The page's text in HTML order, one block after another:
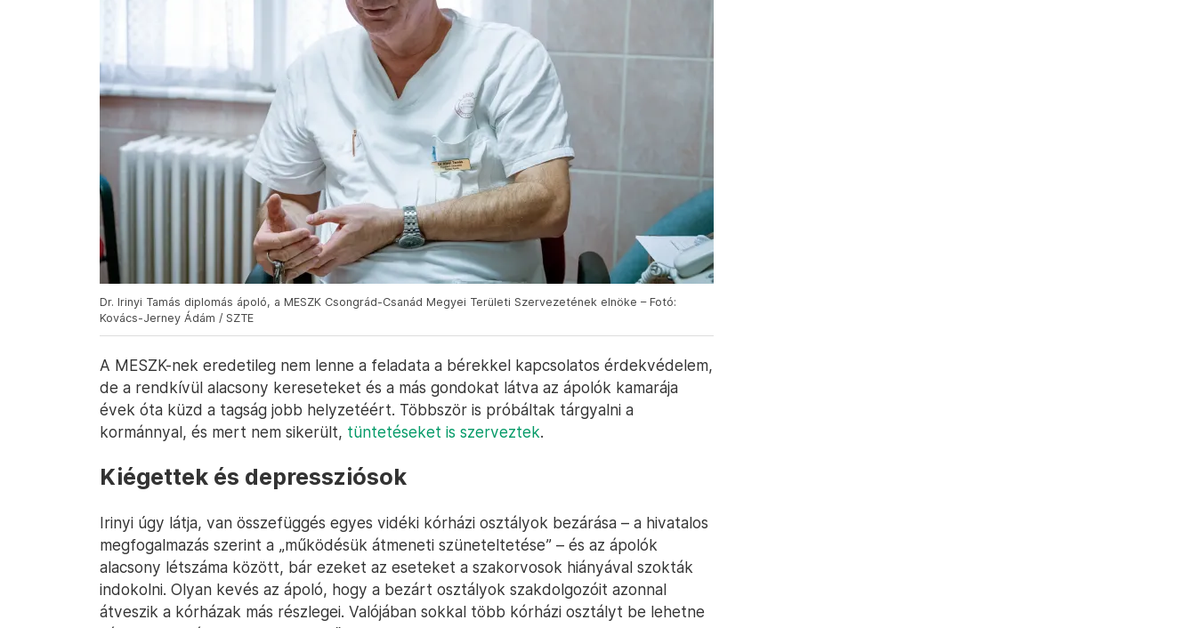
Dr. Irinyi Tamás diplomás ápoló, a MESZK Csongrád-Csanád Megyei Területi Szervezetének elnöke – Fotó:
Kovács-Jerney Ádám / SZTE
A MESZK-nek eredetileg nem lenne a feladata a bérekkel kapcsolatos érdekvédelem,
de a rendkívül alacsony kereseteket és a más gondokat látva az ápolók kamarája
évek óta küzd a tagság jobb helyzetéért. Többször is próbáltak tárgyalni a
kormánnyal, és mert nem sikerült, tüntetéseket is szerveztek.
Kiégettek és depressziósok
Irinyi úgy látja, van összefüggés egyes vidéki kórházi osztályok bezárása – a hivatalos
megfogalmazás szerint a „működésük átmeneti szüneteltetése” – és az ápolók
alacsony létszáma között, bár ezeket az eseteket a szakorvosok hiányával szokták
indokolni. Olyan kevés az ápoló, hogy a bezárt osztályok szakdolgozóit azonnal
átveszik a kórházak más részlegei. Valójában sokkal több kórházi osztályt be lehetne